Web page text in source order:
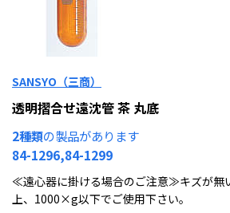
SANSYO（三商）
透明摺合せ遠沈管 茶 丸底
2種類の製品があります
84-1296,84-1299
≪遠心器に掛ける場合のご注意≫キズが無
上、1000×g以下でご使用下さい。